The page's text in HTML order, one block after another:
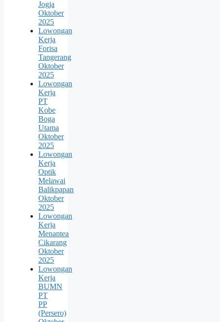
Jogja
Oktober
2025
Lowongan
Kerja
Forisa
Tangerang
Oktober
2025
Lowongan
Kerja
PT
Kobe
Boga
Utama
Oktober
2025
Lowongan
Kerja
Optik
Melawai
Balikpapan
Oktober
2025
Lowongan
Kerja
Menantea
Cikarang
Oktober
2025
Lowongan
Kerja
BUMN
PT
PP
(Persero)